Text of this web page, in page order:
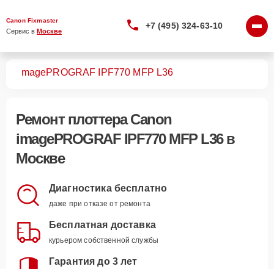
Canon Fixmaster
Сервис в Москве
+7 (495) 324-63-10
imagePROGRAF IPF770 MFP L36
Ремонт плоттера Canon
imagePROGRAF IPF770 MFP L36в
Москве
Диагностика бесплатно
даже при отказе от ремонта
Бесплатная доставка
курьером собственной службы
Гарантия до 3 лет